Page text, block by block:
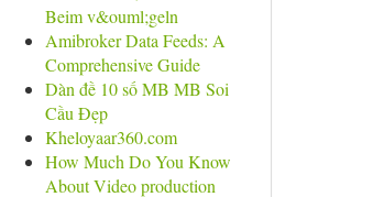
Beim v&ouml;geln
Amibroker Data Feeds: A
Comprehensive Guide
Dàn đề 10 số MB MB Soi
Cầu Đẹp
Kheloyaar360.com
How Much Do You Know
About Video production